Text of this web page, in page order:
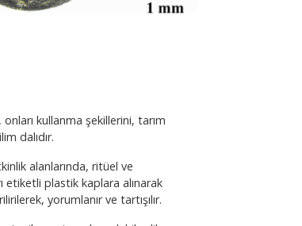
kullanma şekillerini, tarım
dalıdır.
alanlarında, ritüel ve
etiketli plastik kaplara alınarak
yorumlanır ve tartışılır.